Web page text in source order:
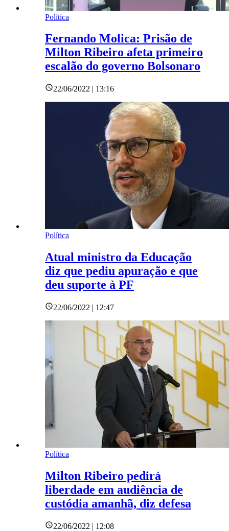
Política
Fernando Molica: Prisão de
Milton Ribeiro afeta primeiro
escalão do governo Bolsonaro
22/06/2022 | 13:16
Política
Atual ministro da Educação
diz que pediu apuração e que
deu suporte à PF
22/06/2022 | 12:47
Política
Milton Ribeiro pedirá
liberdade em audiência de
custódia amanhã, diz defesa
22/06/2022 | 12:08